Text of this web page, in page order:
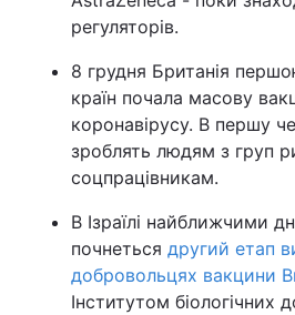
регуляторів.
8 грудня Британія
країн почала масову
коронавірусу. В першу
зроблять людям з груп
соцпрацівникам.
В Ізраїлі найближчими
почнеться другий етап
добровольцях вакцини
Інститутом біологічних